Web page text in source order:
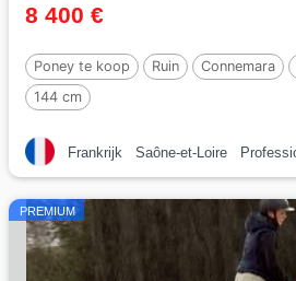
8 400 €
Poney te koop Ruin Connemara
144 cm
Frankrijk Saône-et-Loire
PREMIUM